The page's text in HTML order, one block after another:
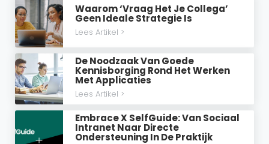
Waarom ‘vraag Het Je Collega’
Geen Ideale Strategie Is
Lees Artikel >
De Noodzaak Van Goede
Kennisborging Rond Het Werken
Met Applicaties
Lees Artikel >
Embrace X SelfGuide: Van Sociaal
Intranet Naar Directe
Ondersteuning In De Praktijk